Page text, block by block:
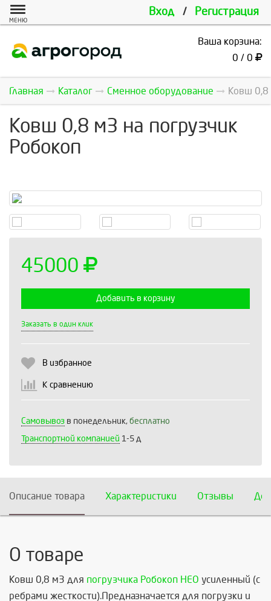
Вход / Регистрация
МЕНЮ
Ваша корзина:
0 / 0
Главная Каталог Сменное оборудование Ковш 0,8
Ковш 0,8 м3 на погрузчик
Робокоп
45000
Добавить в корзину
Заказать в один клик
В избранное
К сравнению
Самовывоз в понедельник, бесплатно
Транспортной компанией 1-5 д
Описание товара Характеристики Отзывы
О товаре
Ковш 0,8 м3 для погрузчика Робокоп НЕО усиленный (с
ребрами жесткости).Предназначается для погрузки и